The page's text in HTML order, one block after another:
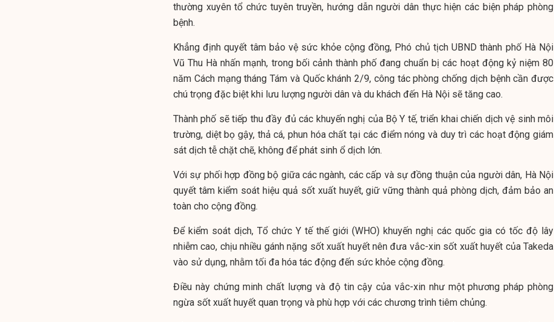
thường xuyên tổ chức tuyên truyền, hướng dẫn người dân thực hiện các biện pháp phòng
bệnh.
Khẳng định quyết tâm bảo vệ sức khỏe cộng đồng, Phó chủ tịch UBND thành phố Hà Nội
Vũ Thu Hà nhấn mạnh, trong bối cảnh thành phố đang chuẩn bị các hoạt động kỷ niệm 80
năm Cách mạng tháng Tám và Quốc khánh 2/9, công tác phòng chống dịch bệnh cần được
chú trọng đặc biệt khi lưu lượng người dân và du khách đến Hà Nội sẽ tăng cao.
Thành phố sẽ tiếp thu đầy đủ các khuyến nghị của Bộ Y tế, triển khai chiến dịch vệ sinh môi
trường, diệt bọ gậy, thả cá, phun hóa chất tại các điểm nóng và duy trì các hoạt động giám
sát dịch tễ chặt chẽ, không để phát sinh ổ dịch lớn.
Với sự phối hợp đồng bộ giữa các ngành, các cấp và sự đồng thuận của người dân, Hà Nội
quyết tâm kiểm soát hiệu quả sốt xuất huyết, giữ vững thành quả phòng dịch, đảm bảo an
toàn cho cộng đồng.
Để kiểm soát dịch, Tổ chức Y tế thế giới (WHO) khuyến nghị các quốc gia có tốc độ lây
nhiễm cao, chịu nhiều gánh nặng sốt xuất huyết nên đưa vắc-xin sốt xuất huyết của Takeda
vào sử dụng, nhằm tối đa hóa tác động đến sức khỏe cộng đồng.
Điều này chứng minh chất lượng và độ tin cậy của vắc-xin như một phương pháp phòng
ngừa sốt xuất huyết quan trọng và phù hợp với các chương trình tiêm chủng.